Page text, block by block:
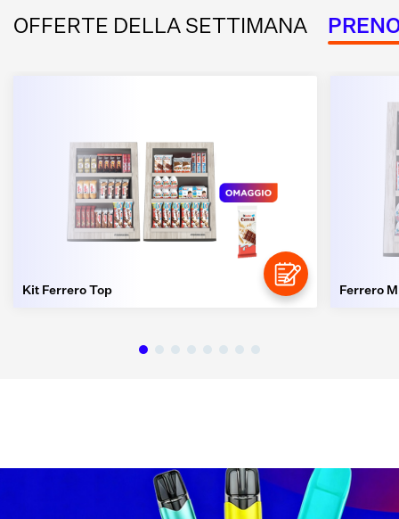
OFFERTE DELLA SETTIMANA
Kit Ferrero Top Ferrero